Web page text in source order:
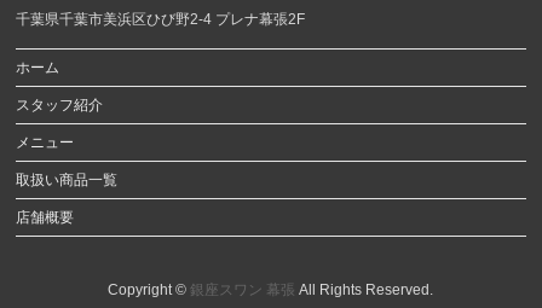
千葉県千葉市美浜区ひび野2-4 プレナ幕張2F
ホーム
スタッフ紹介
メニュー
取扱い商品一覧
店舗概要
Copyright ©銀座スワン 幕張 All Rights Reserved.